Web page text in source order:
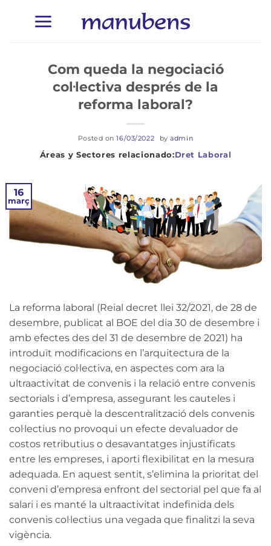
Dret Laboral
Com queda la negociació
col·lectiva després de la
reforma laboral?
Posted on16/03/2022 byadmin
16
març
La reforma laboral (Reial decret llei 32/2021, de 28 de
desembre, publicat al BOE del dia 30 de desembre i
amb efectes des del 31 de desembre de 2021) ha
introduït modificacions en l’arquitectura de la
negociació col·lectiva, en aspectes com ara la
ultraactivitat de convenis i la relació entre convenis
sectorials i d’empresa, assegurant les cauteles i
garanties perquè la descentralització dels convenis
col·lectius no provoqui un efecte devaluador de
costos retributius o desavantatges injustificats
entre les empreses, i aporti flexibilitat en la mesura
adequada. En aquest sentit, s’elimina la prioritat del
conveni d’empresa enfront del sectorial pel que fa al
salari i es manté la ultraactivitat indefinida dels
convenis col·lectius una vegada que finalitzi la seva
vigència.